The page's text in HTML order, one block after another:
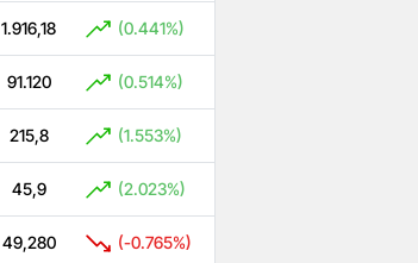
1.916,18 (0.441%)
91.120 (0.514%)
215,8 (1.553%)
45,9 (2.023%)
49,280 (-0.765%)